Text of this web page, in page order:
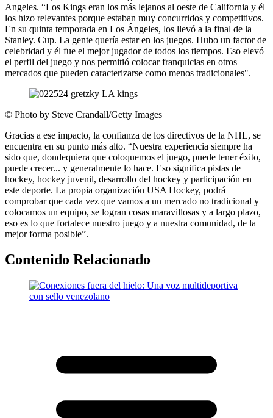
Angeles. “Los Kings eran los más lejanos al oeste de California y él
los hizo relevantes porque estaban muy concurridos y competitivos.
En su quinta temporada en Los Ángeles, los llevó a la final de la
Stanley. Cup. La gente quería estar en los juegos. Hubo un factor de
celebridad y él fue el mejor jugador de todos los tiempos. Eso elevó
el perfil del juego y nos permitió colocar franquicias en otros
mercados que pueden caracterizarse como menos tradicionales".
© Photo by Steve Crandall/Getty Images
Gracias a ese impacto, la confianza de los directivos de la NHL, se
encuentra en su punto más alto. “Nuestra experiencia siempre ha
sido que, dondequiera que coloquemos el juego, puede tener éxito,
puede crecer... y generalmente lo hace. Eso significa pistas de
hockey, hockey juvenil, desarrollo del hockey y participación en
este deporte. La propia organización USA Hockey, podrá
comprobar que cada vez que vamos a un mercado no tradicional y
colocamos un equipo, se logran cosas maravillosas y a largo plazo,
eso es lo que fortalece nuestro juego y a nuestra comunidad, de la
mejor forma posible”.
Contenido Relacionado